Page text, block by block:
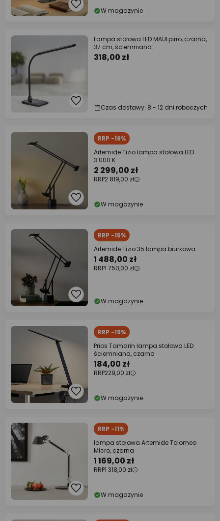
W magazynie
Lampa stołowa LED MAULpirro, czarna,
37 cm, ściemniana
318,00 zł
Czas dostawy: 8 - 12 dni roboczych
RRP -18%
Artemide Tizio lampa stołowa LED
3 000 K
2 299,00 zł
RRP2 819,00 zł
W magazynie
RRP -15%
Artemide Tizio 35 lampa biurkowa
1 488,00 zł
RRP1 750,00 zł
W magazynie
RRP -19%
Prios Tamarin lampa stołowa LED
ściemniana, czarna
184,00 zł
RRP229,00 zł
W magazynie
RRP -11%
lampa stołowa Artemide Tolomeo
Micro, czarna
1 169,00 zł
RRP1 318,00 zł
W magazynie